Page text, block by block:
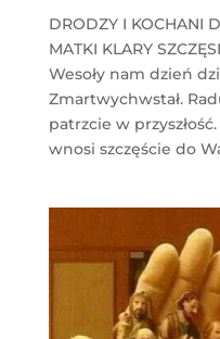
DRODZY I KOCHANI
MATKI KLARY
Wesoły nam dzień
Zmartwychwstał.
patrzcie w przyszłość.
wnosi szczęście do